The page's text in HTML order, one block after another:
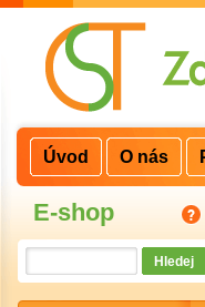
E-shop
Úvod O nás